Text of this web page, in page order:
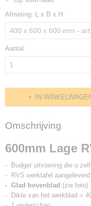
Afmeting: L x B x H
Aantal
IN
Omschrijving
600mm Lage
- Budget uitvoering die u
- RVS werktafel aangeleverd
- Glad bovenblad (zie foto).
- Dikte van het werkblad =